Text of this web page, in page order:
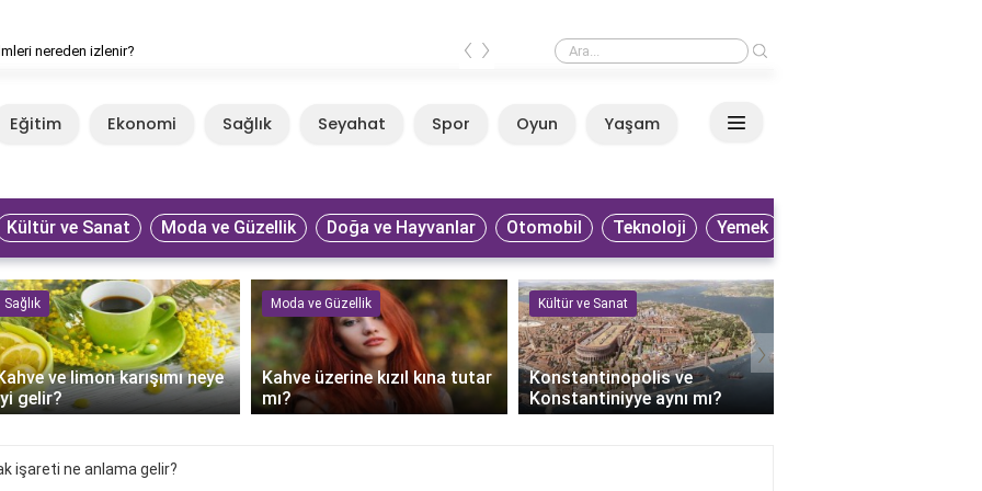
nereden izlenir? Küba filmleri nereden izlenir?
‹ ›
Eğitim Ekonomi Sağlık Seyahat Spor Oyun Yaşam
Kültür ve Sanat Moda ve Güzellik Doğa ve Hayvanlar Otomobil Teknoloji Yemek
Sağlık
ve limon karışımı neye
gelir?
Moda ve Güzellik
Kahve üzerine kızıl kına tutar
mı?
Kültür ve Sanat
Konstantinopolis ve
Konstantiniyye aynı mı?
›
işareti ne anlama gelir?